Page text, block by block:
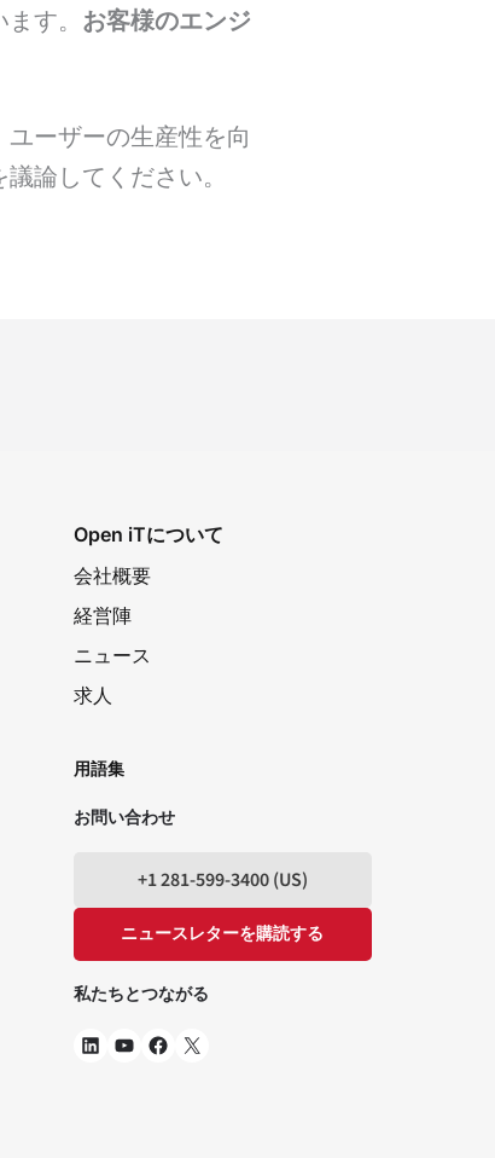
す。 お客様のエンジ
ーザーの生産性を向
論してください。
Open iTについて
会社概要
経営陣
ニュース
求人
用語集
お問い合わせ
+1 281-599-3400 (US)
ニュースレターを購読する
私たちとつながる